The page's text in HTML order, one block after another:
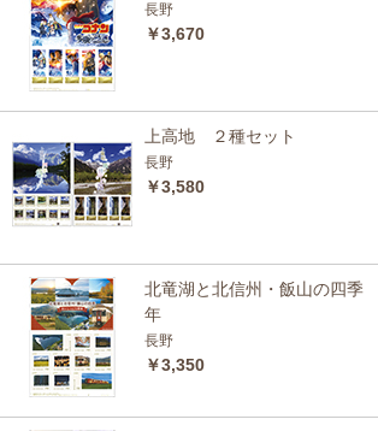
長野
￥3,670
上高地 ２種セット
長野
￥3,580
北竜湖と北信州・飯山の四季
年
長野
￥3,350